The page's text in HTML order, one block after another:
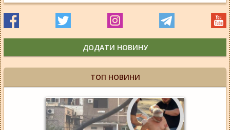
ДОДАТИ НОВИНУ
ТОП НОВИНИ